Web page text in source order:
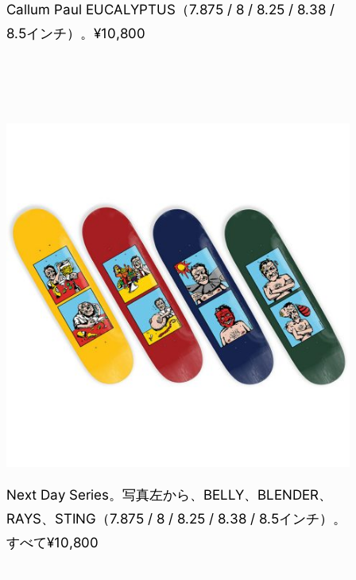
Callum Paul EUCALYPTUS（7.875 / 8 / 8.25 / 8.38 /
8.5インチ）。¥10,800
Next Day Series。写真左から、BELLY、BLENDER、
RAYS、STING（7.875 / 8 / 8.25 / 8.38 / 8.5インチ）。
すべて¥10,800